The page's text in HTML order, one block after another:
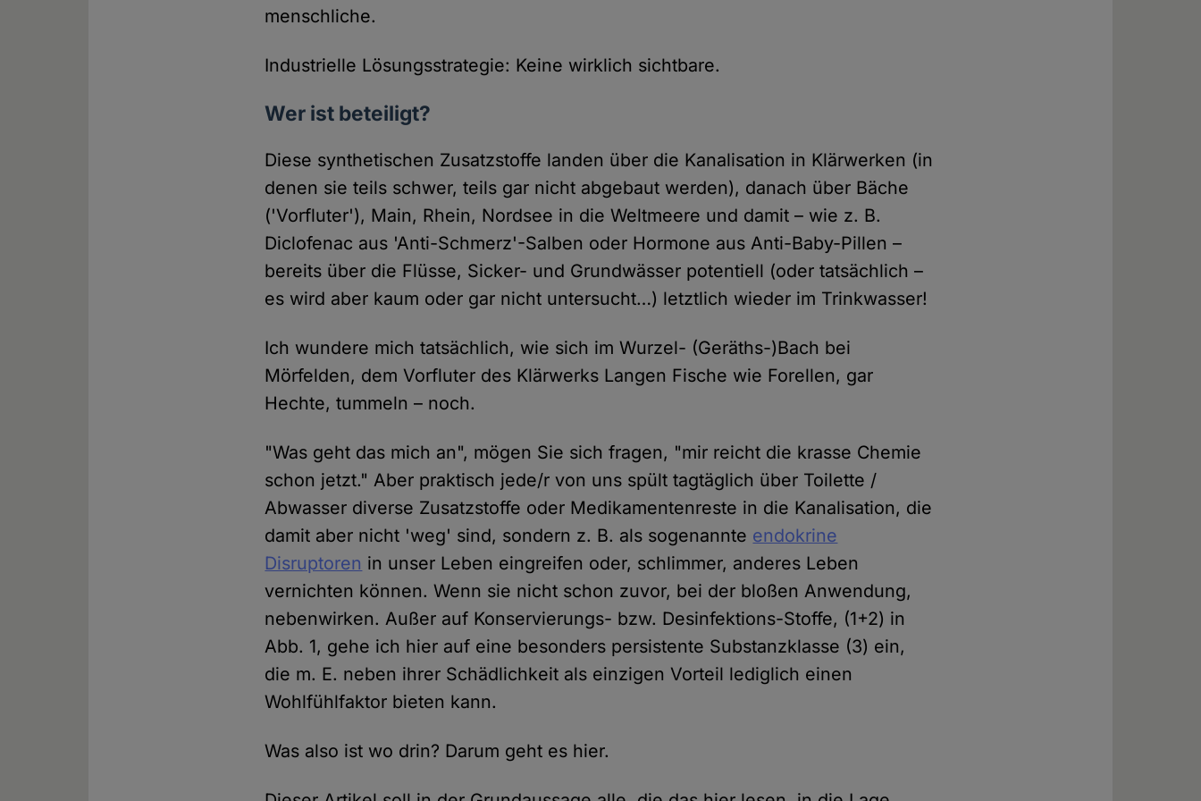
menschliche.
Industrielle Lösungsstrategie: Keine wirklich sichtbare.
Wer ist beteiligt?
Diese synthetischen Zusatzstoffe landen über die Kanalisation in Klärwerken (in
denen sie teils schwer, teils gar nicht abgebaut werden), danach über Bäche
('Vorfluter'), Main, Rhein, Nordsee in die Weltmeere und damit – wie z. B.
Diclofenac aus 'Anti-Schmerz'-Salben oder Hormone aus Anti-Baby-Pillen –
bereits über die Flüsse, Sicker- und Grundwässer potentiell (oder tatsächlich –
es wird aber kaum oder gar nicht untersucht…) letztlich wieder im Trinkwasser!
Ich wundere mich tatsächlich, wie sich im Wurzel- (Geräths-)Bach bei
Mörfelden, dem Vorfluter des Klärwerks Langen Fische wie Forellen, gar
Hechte, tummeln – noch.
"Was geht das mich an", mögen Sie sich fragen, "mir reicht die krasse Chemie
schon jetzt." Aber praktisch jede/r von uns spült tagtäglich über Toilette /
Abwasser diverse Zusatzstoffe oder Medikamentenreste in die Kanalisation, die
damit aber nicht 'weg' sind, sondern z. B. als sogenannte endokrine
Disruptoren in unser Leben eingreifen oder, schlimmer, anderes Leben
vernichten können. Wenn sie nicht schon zuvor, bei der bloßen Anwendung,
nebenwirken. Außer auf Konservierungs- bzw. Desinfektions-Stoffe, (1+2) in
Abb. 1, gehe ich hier auf eine besonders persistente Substanzklasse (3) ein,
die m. E. neben ihrer Schädlichkeit als einzigen Vorteil lediglich einen
Wohlfühlfaktor bieten kann.
Was also ist wo drin? Darum geht es hier.